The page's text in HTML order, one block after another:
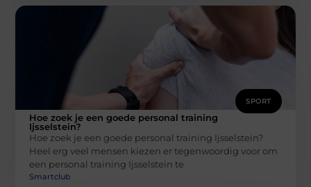
SPORT
Hoe zoek je een goede personal training
Ijsselstein?
Hoe zoek je een goede personal training Ijsselstein?
Heel erg veel mensen kiezen er tegenwoordig voor om
een personal training Ijsselstein te
Smartclub